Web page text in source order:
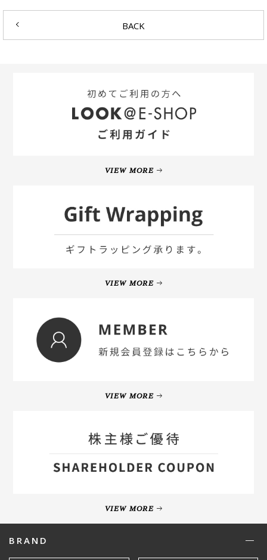
BACK
VIEW MORE
VIEW MORE
VIEW MORE
VIEW MORE
BRAND